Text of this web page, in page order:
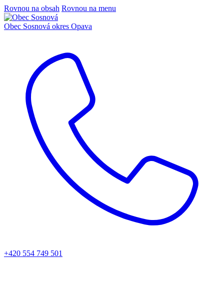
Rovnou na obsah Rovnou na menu
Obec Sosnová okres Opava
+420 554 749 501